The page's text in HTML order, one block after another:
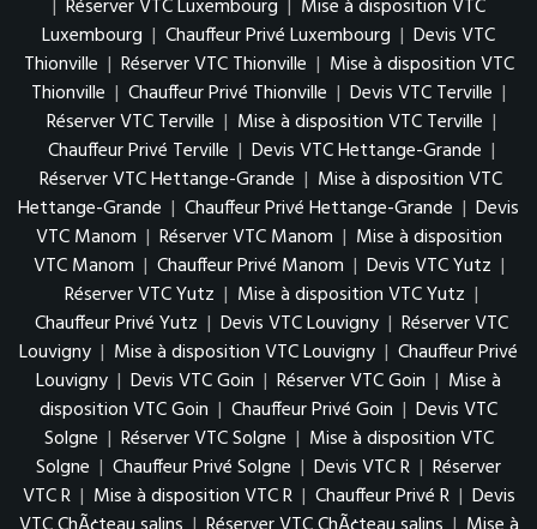
| Réserver VTC Luxembourg | Mise à disposition VTC
Luxembourg | Chauffeur Privé Luxembourg | Devis VTC
Thionville | Réserver VTC Thionville | Mise à disposition VTC
Thionville | Chauffeur Privé Thionville | Devis VTC Terville |
Réserver VTC Terville | Mise à disposition VTC Terville |
Chauffeur Privé Terville | Devis VTC Hettange-Grande |
Réserver VTC Hettange-Grande | Mise à disposition VTC
Hettange-Grande | Chauffeur Privé Hettange-Grande | Devis
VTC Manom | Réserver VTC Manom | Mise à disposition
VTC Manom | Chauffeur Privé Manom | Devis VTC Yutz |
Réserver VTC Yutz | Mise à disposition VTC Yutz |
Chauffeur Privé Yutz | Devis VTC Louvigny | Réserver VTC
Louvigny | Mise à disposition VTC Louvigny | Chauffeur Privé
Louvigny | Devis VTC Goin | Réserver VTC Goin | Mise à
disposition VTC Goin | Chauffeur Privé Goin | Devis VTC
Solgne | Réserver VTC Solgne | Mise à disposition VTC
Solgne | Chauffeur Privé Solgne | Devis VTC R | Réserver
VTC R | Mise à disposition VTC R | Chauffeur Privé R | Devis